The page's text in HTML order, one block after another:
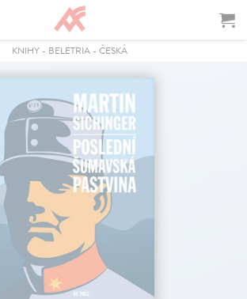
KNIHY - BELETRIA - ČESKÁ